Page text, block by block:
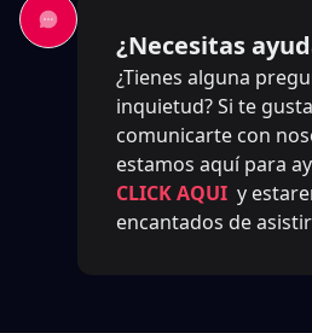
¿Necesitas
¿Tienes alguna
inquietud? Si te
comunicarte con
estamos aquí para
CLICK AQUI y
encantados de